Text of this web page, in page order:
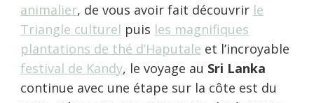
animalier, de vous avoir fait découvrir le
Triangle culturel puis les magnifiques
plantations de thé d’Haputale et l’incroyable
festival de Kandy, le voyage au Sri Lanka
continue avec une étape sur la côte est du